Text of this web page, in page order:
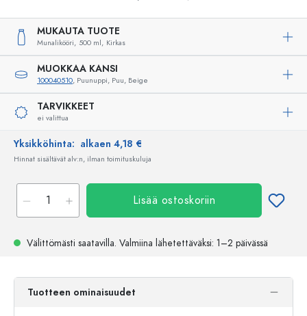
MUKAUTA TUOTE
Munalikööri, 500 ml, Kirkas
MUOKKAA KANSI
100040510, Puunuppi, Puu, Beige
TARVIKKEET
ei valittua
Yksikköhinta: alkaen 4,18 €
Hinnat sisältävät alv:n, ilman toimituskuluja
Lisää ostoskoriin
Välittömästi saatavilla. Valmiina lähetettäväksi: 1–2 päivässä
Tuotteen ominaisuudet